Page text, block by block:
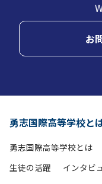
お
勇志国際高等学校と
勇志国際高等学校とは
生徒の活躍
インタビ